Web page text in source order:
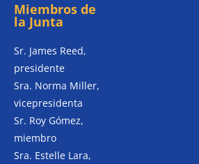
Miembros de
la Junta
Sr. James Reed,
presidente
Sra. Norma Miller,
vicepresidenta
Sr. Roy Gómez,
miembro
Sra. Estelle Lara,